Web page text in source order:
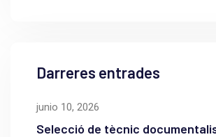
Darreres entrades
junio 10, 2026
Selecció de tècnic